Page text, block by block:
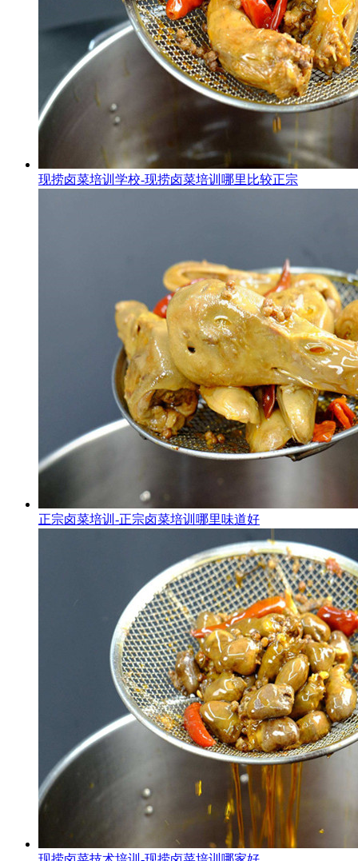
现捞卤菜培训学校-现捞卤菜培训哪里比较正宗
正宗卤菜培训-正宗卤菜培训哪里味道好